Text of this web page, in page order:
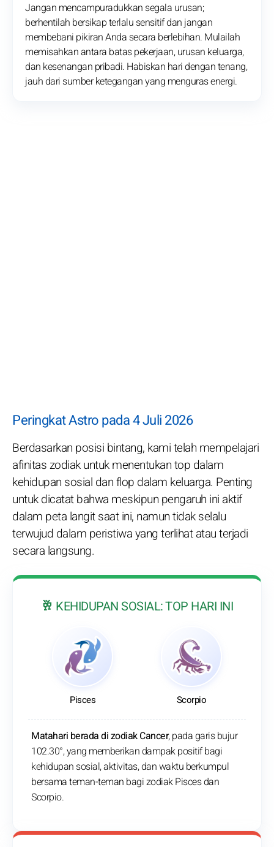
Jangan mencampuradukkan segala urusan;
berhentilah bersikap terlalu sensitif dan jangan
membebani pikiran Anda secara berlebihan. Mulailah
memisahkan antara batas pekerjaan, urusan keluarga,
dan kesenangan pribadi. Habiskan hari dengan tenang,
jauh dari sumber ketegangan yang menguras energi.
Peringkat Astro pada 4 Juli 2026
Berdasarkan posisi bintang, kami telah mempelajari
afinitas zodiak untuk menentukan top dalam
kehidupan sosial dan flop dalam keluarga. Penting
untuk dicatat bahwa meskipun pengaruh ini aktif
dalam peta langit saat ini, namun tidak selalu
terwujud dalam peristiwa yang terlihat atau terjadi
secara langsung.
🥂 KEHIDUPAN SOSIAL: TOP HARI INI
Pisces Scorpio
Matahari berada di zodiak Cancer, pada garis bujur
102.30°, yang memberikan dampak positif bagi
kehidupan sosial, aktivitas, dan waktu berkumpul
bersama teman-teman bagi zodiak Pisces dan
Scorpio.